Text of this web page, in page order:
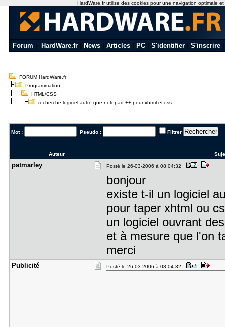
Forum HardWare.fr News Articles PC S'identifier S'inscrire
FORUM HardWare.fr
Programmation
HTML/CSS
recherche logiciel autre que notepad ++ pour xhtml et css
Mot : Pseudo : Filtrer
Auteur
patmarley Posté le 26-03-2006 à 08:04:32
bonjour
existe t-il un logiciel
pour taper xhtml ou
un logiciel ouvrant
et à mesure que l'on
merci
Publicité Posté le 26-03-2006 à 08:04:32
HardWare.fr utilise des cookies pour une navigation optimale